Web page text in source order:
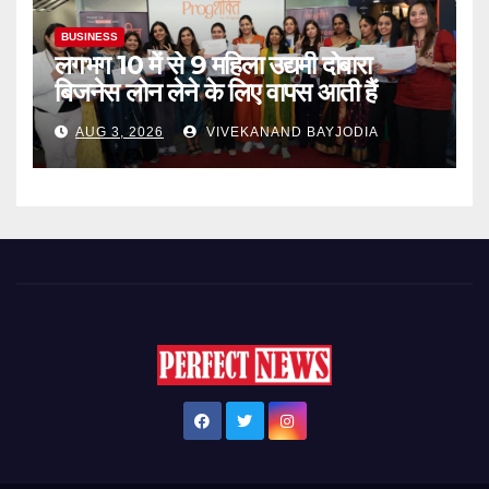
BUSINESS
लगभग 10 में से 9 महिला उद्यमी दोबारा
बिजनेस लोन लेने के लिए वापस आती हैं
AUG 3, 2026 VIVEKANAND BAYJODIA